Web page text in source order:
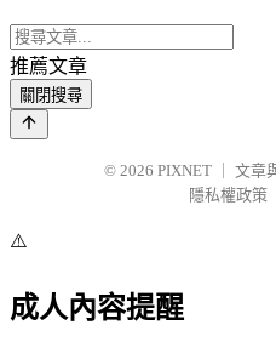
推薦文章
關閉搜尋
© 2026 PIXNET
文章
隱私權政策
⚠️
成人內容提醒